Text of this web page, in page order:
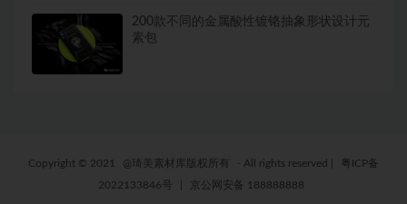
200款不同的金属酸性镀铬抽象形状设计元
素包
Copyright © 2021 @琦美素材库版权所有 - All rights reserved
粤ICP备
2022133846号
京公网安备 188888888